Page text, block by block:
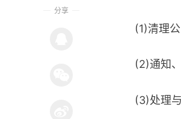
(1)清理
(2)通知
(3)处理
分享